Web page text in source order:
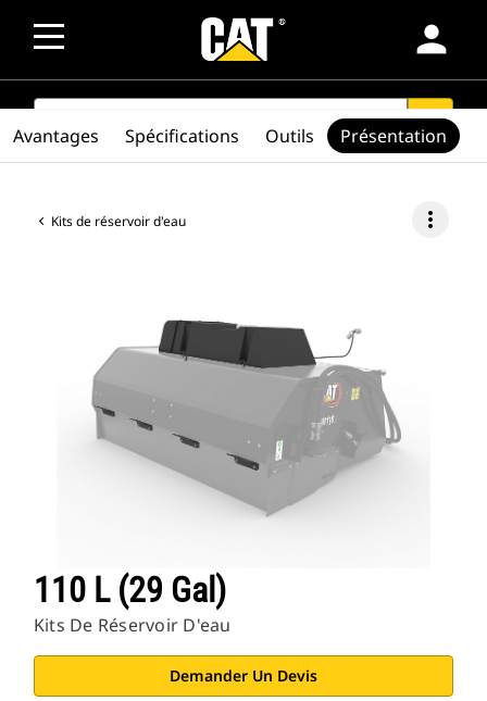
person
SEARCH search
Kits de réservoir d'eau more_vert
110 L (29 Gal)
Kits De Réservoir D'eau
Demander Un Devis
Avantages Spécifications Outils Présentation